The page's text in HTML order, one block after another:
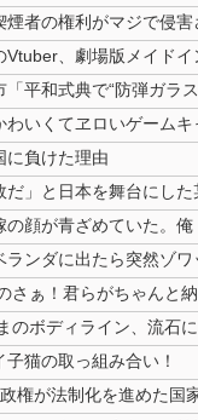
に負けた理由
子猫の取っ組み合い！